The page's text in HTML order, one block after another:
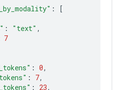
:
[
: "text"
7
: 0
: 7
: 23